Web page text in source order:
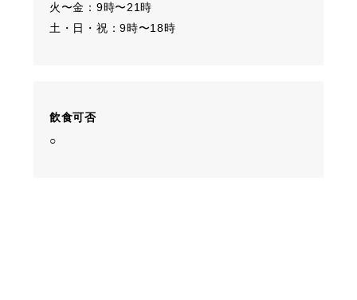
火〜金：9時〜21時
土・日・祝：9時〜18時
飲食可否
○